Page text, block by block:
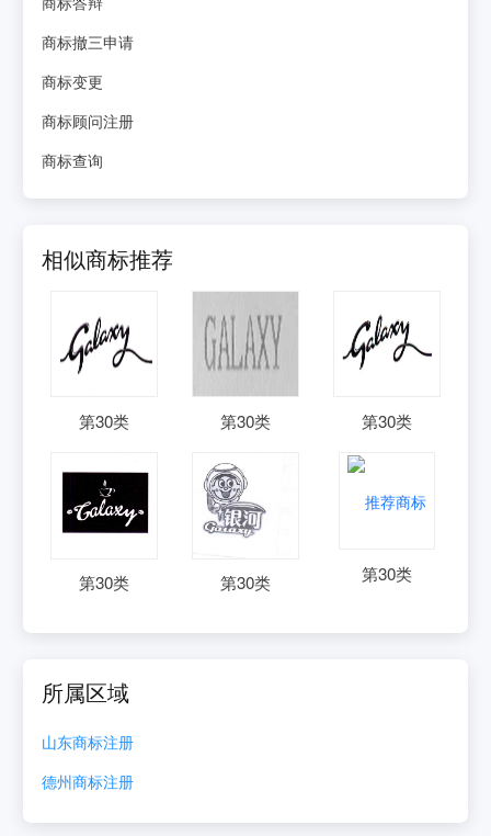
商标撤三申请
商标变更
商标顾问注册
商标查询
相似商标推荐
第30类 第30类 第30类
第30类 第30类 第30类
所属区域
山东商标注册
德州商标注册